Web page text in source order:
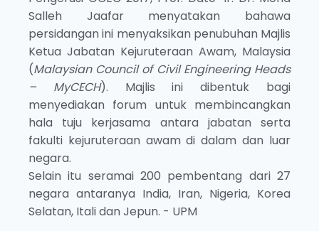
Salleh Jaafar menyatakan bahawa
persidangan ini menyaksikan penubuhan Majlis
Ketua Jabatan Kejuruteraan Awam, Malaysia
(Malaysian Council of Civil Engineering Heads
– MyCECH). Majlis ini dibentuk bagi
menyediakan forum untuk membincangkan
hala tuju kerjasama antara jabatan serta
fakulti kejuruteraan awam di dalam dan luar
negara.
Selain itu seramai 200 pembentang dari 27
negara antaranya India, Iran, Nigeria, Korea
Selatan, Itali dan Jepun. - UPM